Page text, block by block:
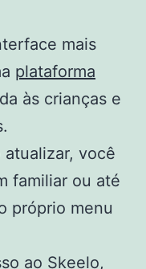
mais
plataforma
às crianças e
atualizar, você
familiar ou até
próprio menu
ao Skeelo,